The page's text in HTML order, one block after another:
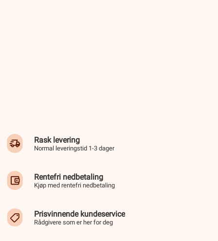
Rask levering
Normal leveringstid 1-3 dager
Rentefri nedbetaling
Kjøp med rentefri nedbetaling
Prisvinnende kundeservice
Rådgivere som er her for deg